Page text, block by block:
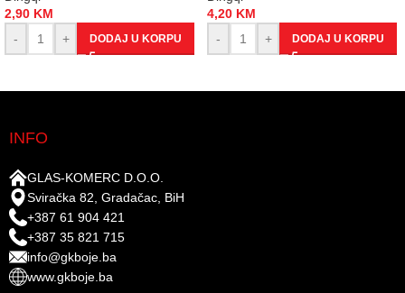
2,90 KM
-
+ DODAJ U KORPU
4,20 KM
-
+ DODAJ U KORPU
INFO
GLAS-KOMERC D.O.O.
Sviračka 82, Gradačac, BiH
+387 61 904 421
+387 35 821 715
info@gkboje.ba
www.gkboje.ba